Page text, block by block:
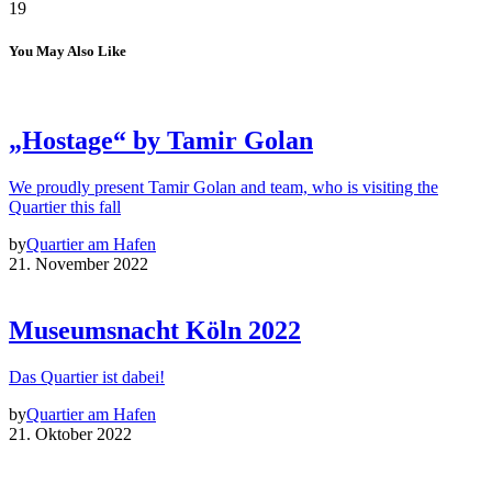
19
You May Also Like
„Hostage“ by Tamir Golan
We proudly present Tamir Golan and team, who is visiting the
Quartier this fall
byQuartier am Hafen
21. November 2022
Museumsnacht Köln 2022
Das Quartier ist dabei!
byQuartier am Hafen
21. Oktober 2022